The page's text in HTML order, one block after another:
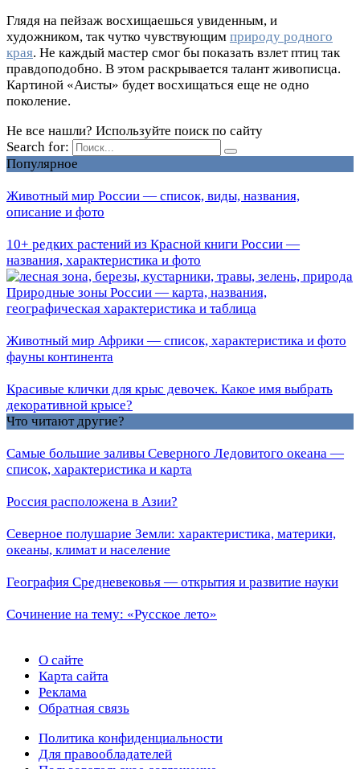
Глядя на пейзаж восхищаешься увиденным, и
художником, так чутко чувствующим природу родного
края. Не каждый мастер смог бы показать взлет птиц так
правдоподобно. В этом раскрывается талант живописца.
Картиной «Аисты» будет восхищаться еще не одно
поколение.
Не все нашли? Используйте поиск по сайту
Search for:
Популярное
Животный мир России — список, виды, названия,
описание и фото
10+ редких растений из Красной книги России —
названия, характеристика и фото
Природные зоны России — карта, названия,
географическая характеристика и таблица
Животный мир Африки — список, характеристика и фото
фауны континента
Красивые клички для крыс девочек. Какое имя выбрать
декоративной крысе?
Что читают другие?
Самые большие заливы Северного Ледовитого океана —
список, характеристика и карта
Россия расположена в Азии?
Северное полушарие Земли: характеристика, материки,
океаны, климат и население
География Средневековья — открытия и развитие науки
Сочинение на тему: «Русское лето»
О сайте
Карта сайта
Реклама
Обратная связь
Политика конфиденциальности
Для правообладателей